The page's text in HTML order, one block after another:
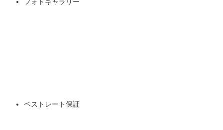
ベストレート保証